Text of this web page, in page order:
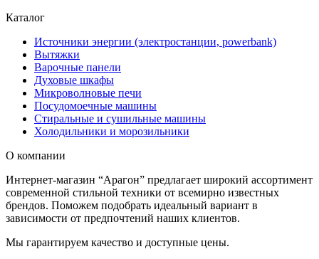
Каталог
Источники энергии (электростанции, powerbank)
Вытяжки
Варочные панели
Духовые шкафы
Микроволновые печи
Посудомоечные машины
Стиральные и сушильные машины
Холодильники и морозильники
О компании
Интернет-магазин “Арагон” предлагает широкий ассортимент
современной стильной техники от всемирно известных
брендов. Поможем подобрать идеальный вариант в
зависимости от предпочтений наших клиентов.
Мы гарантируем качество и доступные цены.